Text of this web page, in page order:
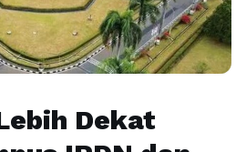
Dekat